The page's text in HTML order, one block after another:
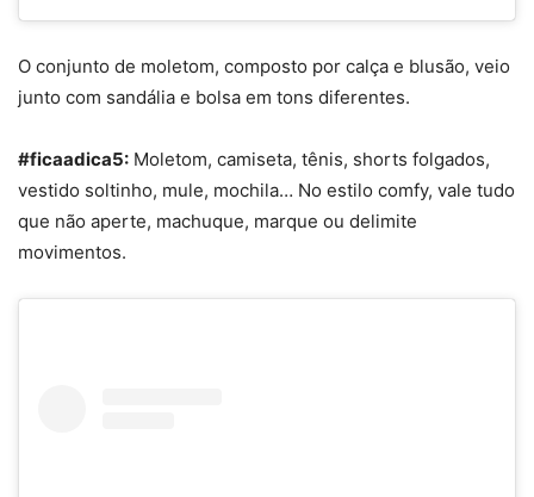
O conjunto de moletom, composto por calça e blusão, veio
junto com sandália e bolsa em tons diferentes.
#ficaadica5: Moletom, camiseta, tênis, shorts folgados,
vestido soltinho, mule, mochila… No estilo comfy, vale tudo
que não aperte, machuque, marque ou delimite
movimentos.